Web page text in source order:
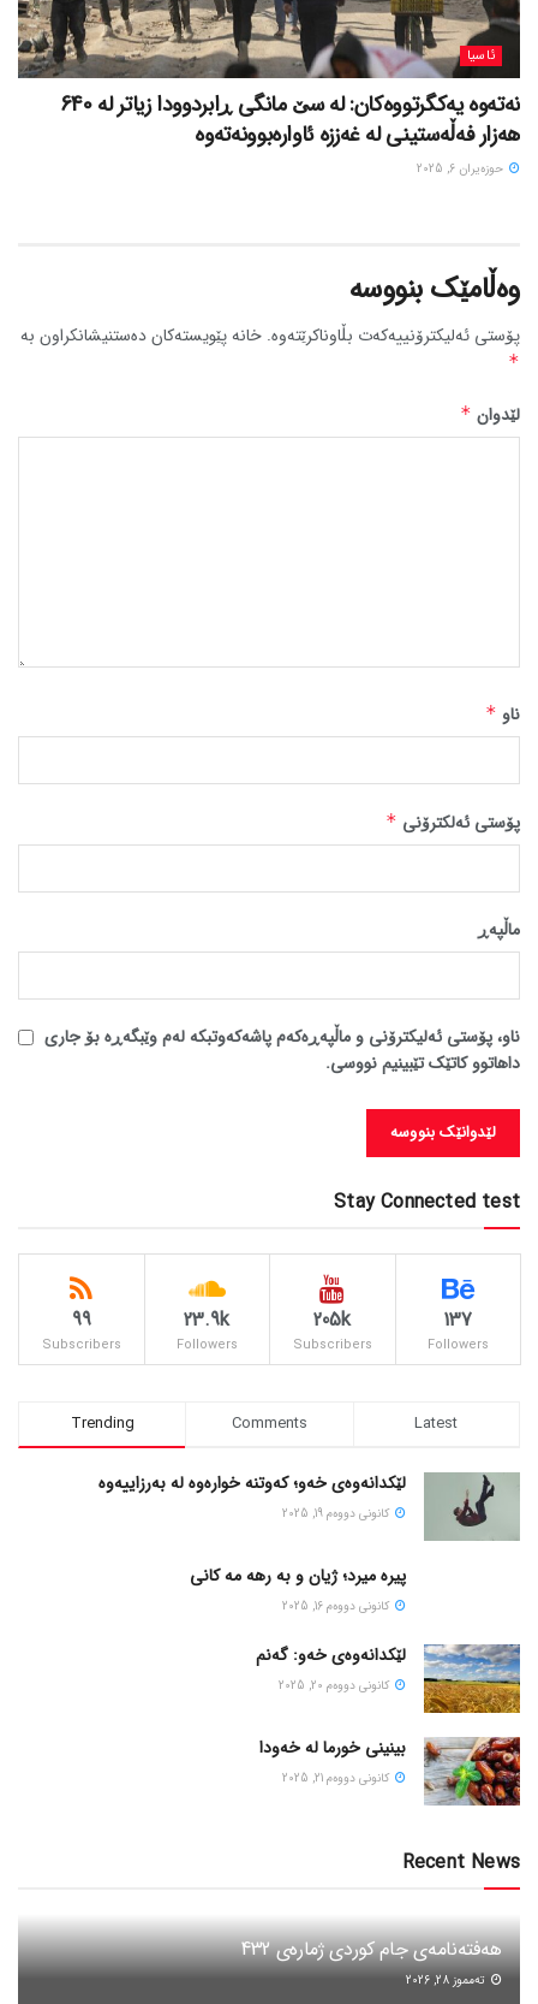
ئاسیا
نەتەوە یەکگرتووەکان: لە سێ مانگی ڕابردوودا زیاتر لە 640
هەزار فەڵەستینی لە غەززە ئاوارەبوونەتەوە
حوزه‌یران 6, 2025
وەڵامێک بنووسە
پۆستی ئەلیکترۆنییەکەت بڵاوناکرێتەوە. خانە پێویستەکان دەستنیشانکراون بە
*
لێدوان *
ناو *
پۆستی ئەلکترۆنی *
ماڵپه‌ڕ
ناو، پۆستی ئەلیکترۆنی و ماڵپەڕەکەم پاشەکەوتبکە لەم وێبگەڕە بۆ جاری
داهاتوو کاتێک تێبینیم نووسی.
Stay Connected test
137
Followers
205k
Subscribers
23.9k
Followers
99
Subscribers
Trending Comments Latest
لێکدانەوەی خەو؛ کەوتنە خوارەوە لە بەرزاییەوە
كانونی دووه‌م 19, 2025
پیره میرد؛ ژیان و به رهه مه کانی
كانونی دووه‌م 16, 2025
لێکدانەوەی خەو: گەنم
كانونی دووه‌م 20, 2025
بینینی خورما لە خەودا
كانونی دووه‌م 21, 2025
Recent News
هەفتەنامەی جام کوردی ژمارەی 432
ته‌مموز 28, 2026